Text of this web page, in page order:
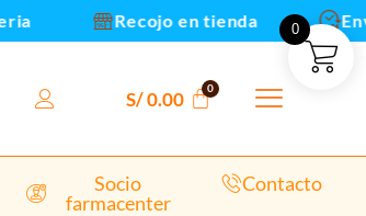
Recojo en tienda
S/0.00
Socio
farmacenter
Contacto
0